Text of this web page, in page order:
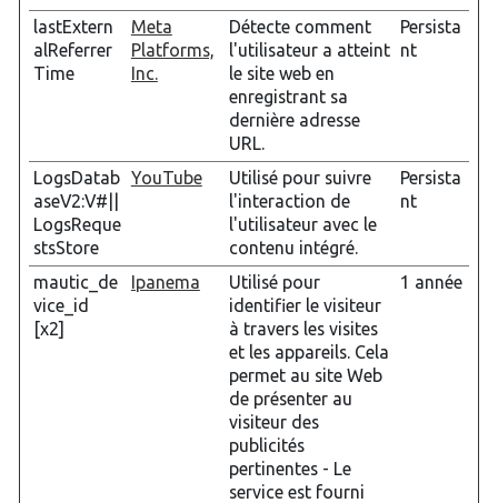
lastExtern
alReferrer
Time
Meta
Platforms,
Inc.
Détecte comment
l'utilisateur a atteint
le site web en
enregistrant sa
dernière adresse
URL.
Persista
nt
LogsDatab
aseV2:V#||
LogsReque
stsStore
YouTube
Utilisé pour suivre
l'interaction de
l'utilisateur avec le
contenu intégré.
Persista
nt
mautic_de
vice_id
[x2]
Ipanema
Utilisé pour
identifier le visiteur
à travers les visites
et les appareils. Cela
permet au site Web
de présenter au
visiteur des
publicités
pertinentes - Le
service est fourni
1 année